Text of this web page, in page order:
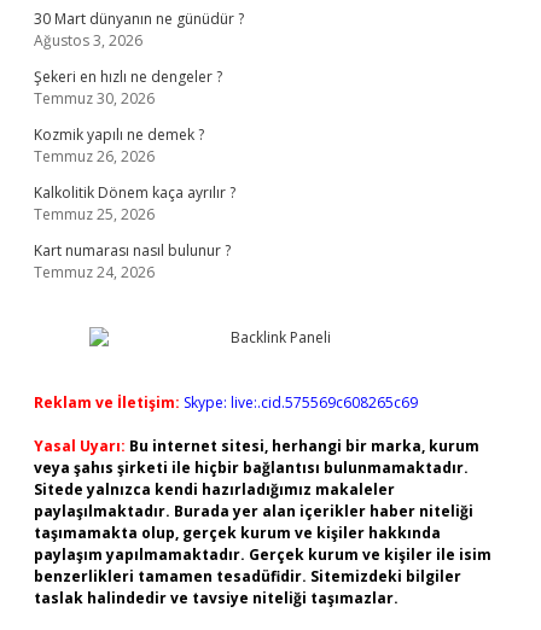
30 Mart dünyanın ne günüdür ?
Ağustos 3, 2026
Şekeri en hızlı ne dengeler ?
Temmuz 30, 2026
Kozmik yapılı ne demek ?
Temmuz 26, 2026
Kalkolitik Dönem kaça ayrılır ?
Temmuz 25, 2026
Kart numarası nasıl bulunur ?
Temmuz 24, 2026
Reklam ve İletişim: Skype: live:.cid.575569c608265c69
Yasal Uyarı: Bu internet sitesi, herhangi bir marka, kurum
veya şahıs şirketi ile hiçbir bağlantısı bulunmamaktadır.
Sitede yalnızca kendi hazırladığımız makaleler
paylaşılmaktadır. Burada yer alan içerikler haber niteliği
taşımamakta olup, gerçek kurum ve kişiler hakkında
paylaşım yapılmamaktadır. Gerçek kurum ve kişiler ile isim
benzerlikleri tamamen tesadüfidir. Sitemizdeki bilgiler
taslak halindedir ve tavsiye niteliği taşımazlar.